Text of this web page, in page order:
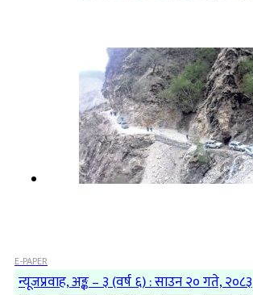
E-PAPER
न्यूजप्रवाह, अङ्क – ३ (वर्ष ६) : साउन २० गते, २०८३